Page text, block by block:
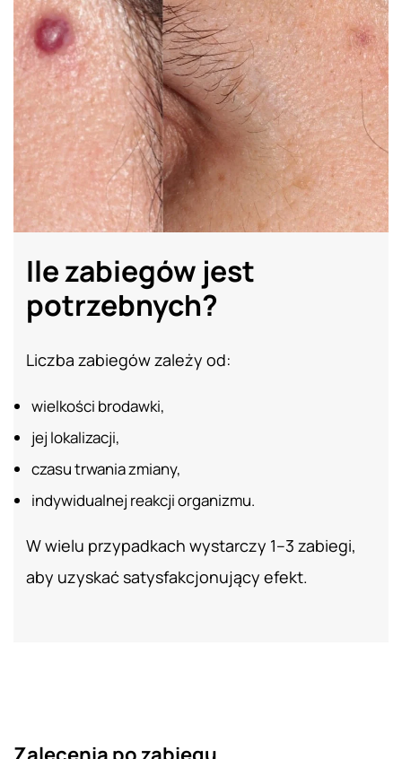
Ile zabiegów jest
potrzebnych?
Liczba zabiegów zależy od:
wielkości brodawki,
jej lokalizacji,
czasu trwania zmiany,
indywidualnej reakcji organizmu.
W wielu przypadkach wystarczy 1–3 zabiegi,
aby uzyskać satysfakcjonujący efekt.